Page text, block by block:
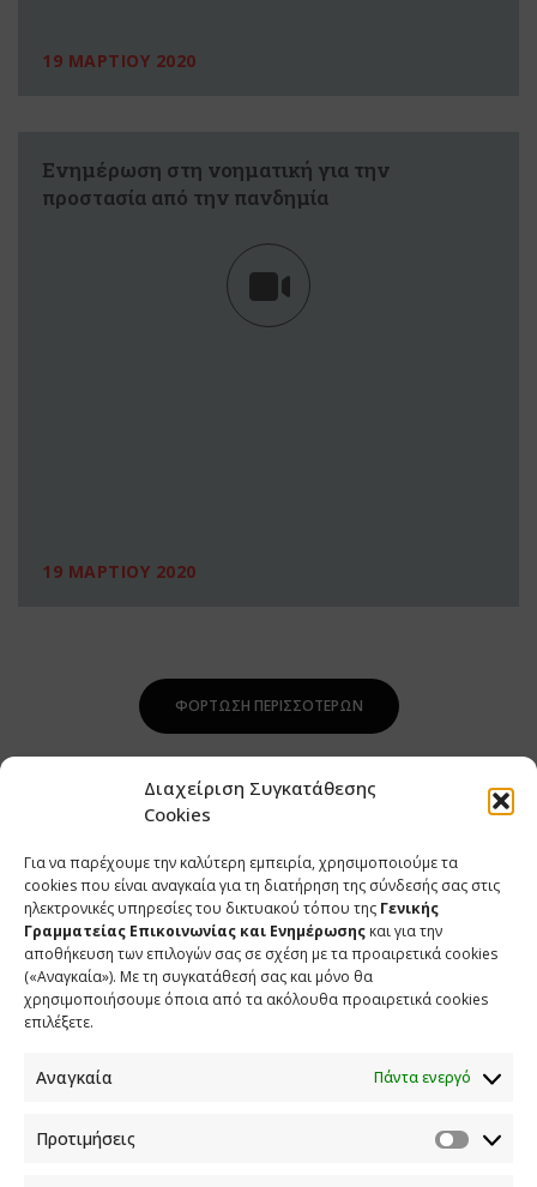
Διαχείριση Συγκατάθεσης
Cookies
Για να παρέχουμε την καλύτερη εμπειρία, χρησιμοποιούμε τα
cookies που είναι αναγκαία για τη διατήρηση της σύνδεσής σας στις
ηλεκτρονικές υπηρεσίες του δικτυακού τόπου της Γενικής
Γραμματείας Επικοινωνίας και Ενημέρωσης και για την
αποθήκευση των επιλογών σας σε σχέση με τα προαιρετικά cookies
(«Αναγκαία»). Με τη συγκατάθεσή σας και μόνο θα
χρησιμοποιήσουμε όποια από τα ακόλουθα προαιρετικά cookies
επιλέξετε.
Αναγκαία Πάντα ενεργό
Προτιμήσεις
19 ΜΑΡΤΙΟΥ 2020
Ενημέρωση στη νοηματική για την
προστασία από την πανδημία
19 ΜΑΡΤΙΟΥ 2020
ΦΌΡΤΩΣΗ ΠΕΡΙΣΣΌΤΕΡΩΝ
ΕΠΙΚΟΙΝΩΝΙΑ
Φραγκούδη 11 & Αλεξάνδρου Πάντου
info.media@media.gov.gr